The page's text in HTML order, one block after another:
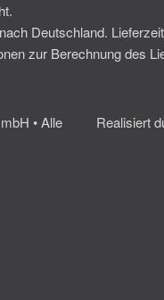
Deutschland.
zur Berechnung des
• Alle
Realisiert